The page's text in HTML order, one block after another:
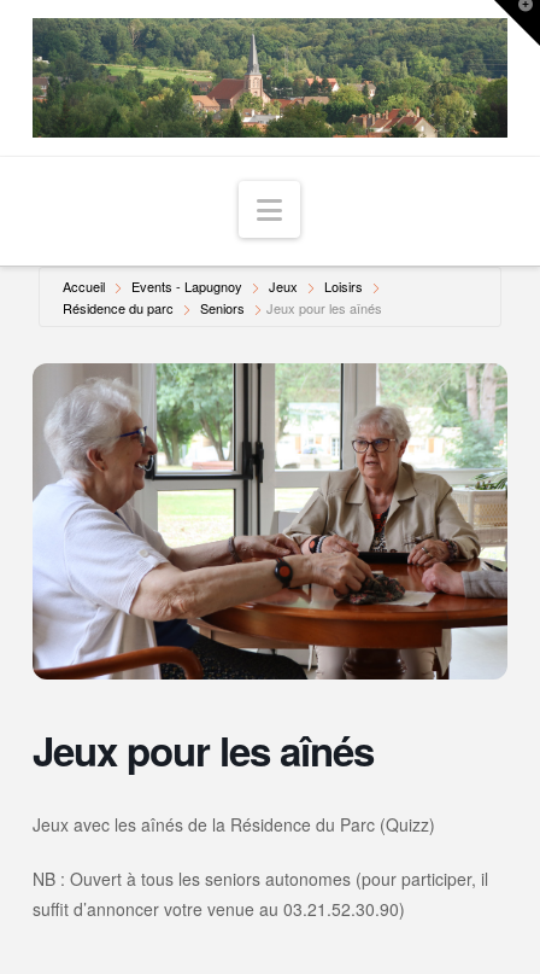
Navigation
Accueil Events - Lapugnoy Jeux
Loisirs
Résidence du parc
Seniors Jeux pour les aînés
Jeux pour les aînés
Jeux avec les aînés de la Résidence du Parc (Quizz)
NB : Ouvert à tous les seniors autonomes (pour participer, il
suffit d’annoncer votre venue au 03.21.52.30.90)